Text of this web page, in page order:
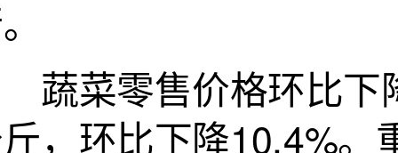
零售价格环比下
，环比下降10.4%。